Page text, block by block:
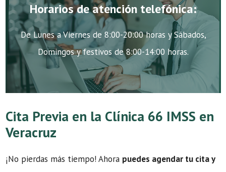
Horarios de atención telefónica:
De Lunes a Viernes de 8:00-20:00 horas y Sábados,
Domingos y festivos de 8:00-14:00 horas.
Cita Previa en la Clínica 66 IMSS en
Veracruz
¡No pierdas más tiempo! Ahora puedes agendar tu cita y